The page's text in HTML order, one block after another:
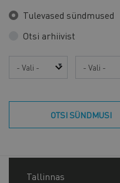
Tulevased sündmused
Otsi arhiivist
Aasta Kuu
OTSI SÜNDMUSI
Tallinnas